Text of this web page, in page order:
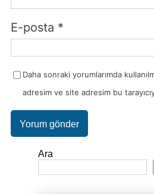
E-posta *
Daha sonraki yorumlarımda
adresim ve site adresim bu
Ara